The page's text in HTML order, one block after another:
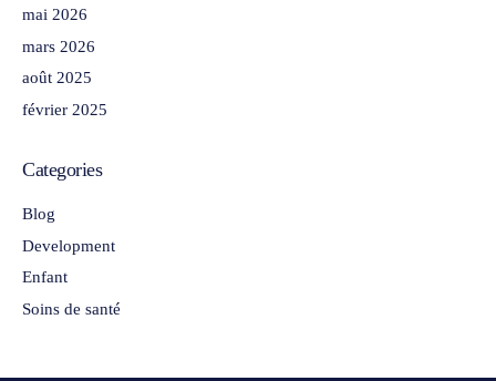
mai 2026
mars 2026
août 2025
février 2025
Categories
Blog
Development
Enfant
Soins de santé